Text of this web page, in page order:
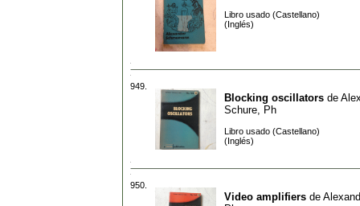
Libro usado (Castellano)
(Inglés)
949.
Blocking oscillators de
Schure, Ph
Libro usado (Castellano)
(Inglés)
950.
Video amplifiers de